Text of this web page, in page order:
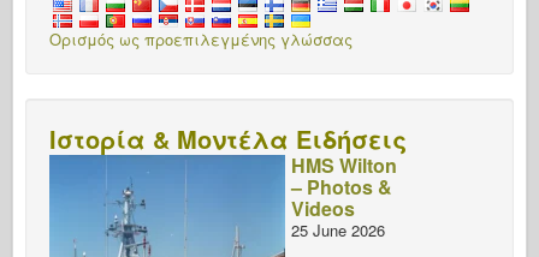
Ορισμός ως προεπιλεγμένης γλώσσας
Ιστορία & Μοντέλα Ειδήσεις
HMS Wilton
– Photos &
Videos
25 June 2026